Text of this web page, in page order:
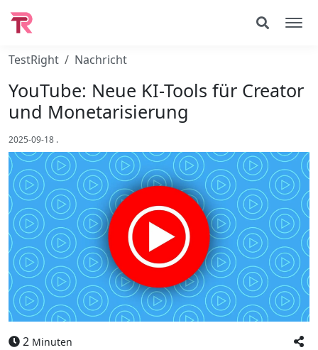
TestRight Nachricht
YouTube: Neue KI-Tools für Creator
und Monetarisierung
2025-09-18 .
2 Minuten